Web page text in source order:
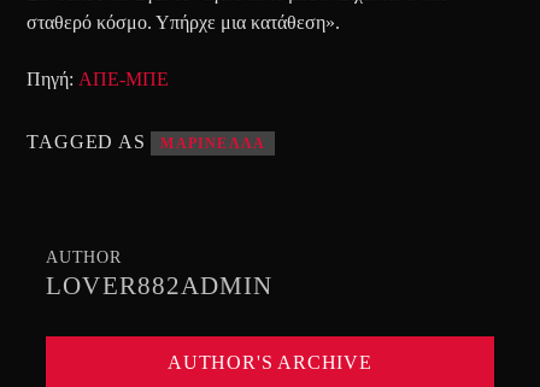
σταθερό κόσμο. Υπήρχε μια κατάθεση».
Πηγή: ΑΠΕ-ΜΠΕ
TAGGED AS ΜΑΡΙΝΕΛΛΑ
AUTHOR
LOVER882ADMIN
AUTHOR'S ARCHIVE